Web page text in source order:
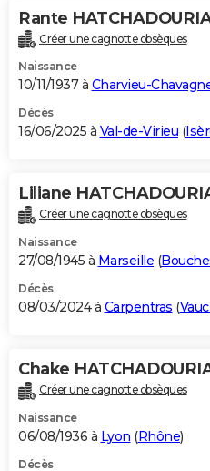
Rante
Créer une cagnotte obsèques
Naissance
10/11/1937 à Charvieu-
Décès
16/06/2025 à Val-de-Virieu (
Liliane
Créer une cagnotte obsèques
Naissance
27/08/1945 à Marseille (
Décès
08/03/2024 à Carpentras (
Chake
Créer une cagnotte obsèques
Naissance
06/08/1936 à Lyon (Rhône)
Décès